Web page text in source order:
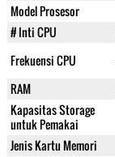
Model Prosesor
# Inti CPU
Frekuensi CPU
RAM
Kapasitas Storage
untuk Pemakai
Jenis Kartu Memori